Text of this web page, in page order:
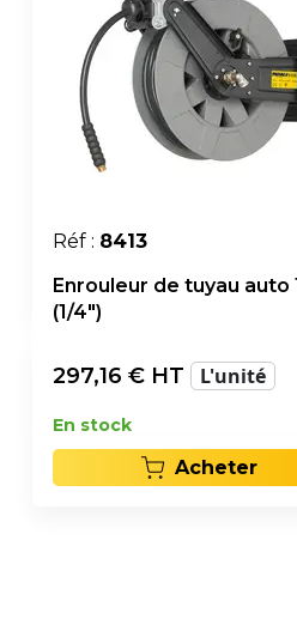
Réf : 8413
Enrouleur de tuyau auto
(1/4")
297,16 € HT L'unité
En stock
Acheter